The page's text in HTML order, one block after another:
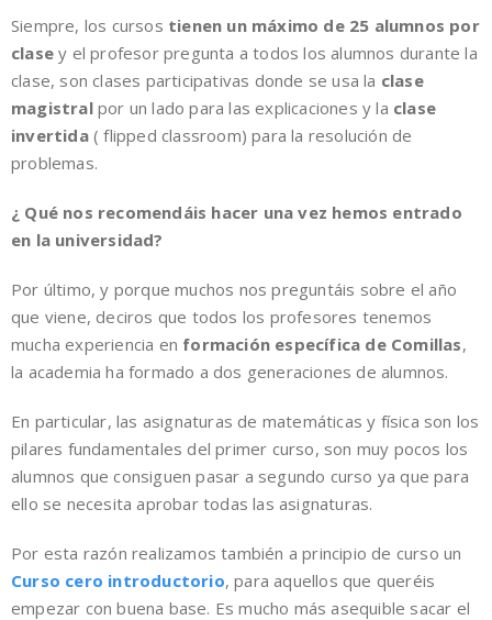
Siempre, los cursos tienen un máximo de 25 alumnos por
clase y el profesor pregunta a todos los alumnos durante la
clase, son clases participativas donde se usa la clase
magistralpor un lado para las explicaciones y la clase
invertida( flipped classroom) para la resolución de
problemas.
¿ Qué nos recomendáis hacer una vez hemos entrado
en la universidad?
Por último, y porque muchos nos preguntáis sobre el año
que viene, deciros que todos los profesores tenemos
mucha experiencia en formación específica de Comillas,
la academia ha formado a dos generaciones de alumnos.
En particular, las asignaturas de matemáticas y física son los
pilares fundamentales del primer curso, son muy pocos los
alumnos que consiguen pasar a segundo curso ya que para
ello se necesita aprobar todas las asignaturas.
Por esta razón realizamos también a principio de curso un
Curso cero introductorio, para aquellos que queréis
empezar con buena base. Es mucho más asequible sacar el